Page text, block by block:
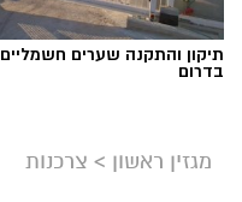
תיקון והתקנה שערים חשמליים
בדרום
מגזין ראשון > צרכנות